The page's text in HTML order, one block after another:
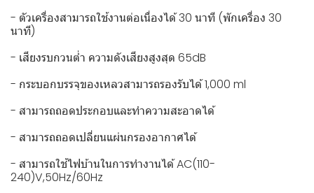
- ตัวเครื่องสามารถใช้งานต่อเนื่องได้ 30 นาที (พักเครื่อง 30
นาที)
- เสียงรบกวนตํ่า ความดังเสียงสูงสุด 65dB
- กระบอกบรรจุของเหลวสามารถรองรับได้ 1,000 ml
- สามารถถอดประกอบและทำความสะอาดได้
- สามารถถอดเปลี่ยนแผ่นกรองอากาศได้
- สามารถใช้ไฟบ้านในการทำงานได้ AC(110-
240)V,50Hz/60Hz